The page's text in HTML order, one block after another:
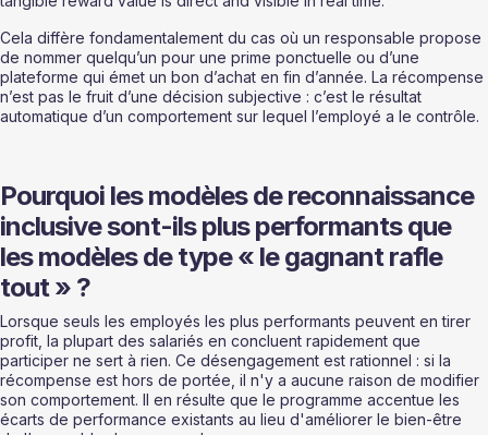
Cela diffère fondamentalement du cas où un responsable propose
de nommer quelqu’un pour une prime ponctuelle ou d’une
plateforme qui émet un bon d’achat en fin d’année. La récompense
n’est pas le fruit d’une décision subjective : c’est le résultat
automatique d’un comportement sur lequel l’employé a le contrôle.
Pourquoi les modèles de reconnaissance
inclusive sont-ils plus performants que
les modèles de type « le gagnant rafle
tout » ?
Lorsque seuls les employés les plus performants peuvent en tirer
profit, la plupart des salariés en concluent rapidement que
participer ne sert à rien. Ce désengagement est rationnel : si la
récompense est hors de portée, il n'y a aucune raison de modifier
son comportement. Il en résulte que le programme accentue les
écarts de performance existants au lieu d'améliorer le bien-être